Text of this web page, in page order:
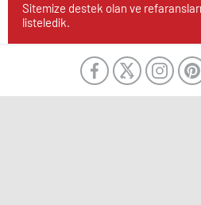
Sitemize destek olan ve
listeledik.